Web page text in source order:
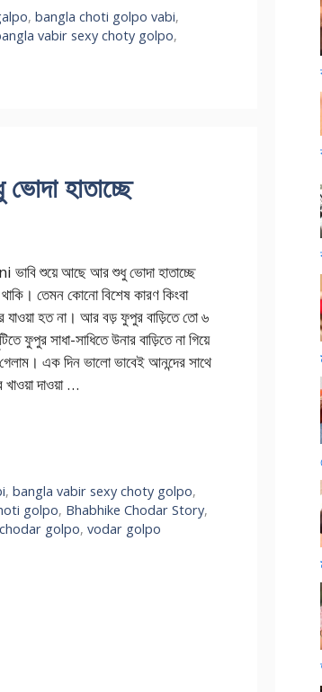
,bangla choti golpo vabi,
vabir sexy choty golpo,
হাতাচ্ছে
শুয়ে আছে আর শুধু ভোদা হাতাচ্ছে
থাকি। তেমন কোনো বিশেষ কারণ কিংবা
যাওয়া হত না। আর বড় ফুপুর বাড়িতে তো ৬
ফুপুর সাধা-সাধিতে উনার বাড়িতে না গিয়ে
এক দিন ভালো ভাবেই আনন্দের সাথে
দাওয়া …
,bangla vabir sexy choty golpo,
golpo, Bhabhike Chodar Story,
golpo, vodar golpo